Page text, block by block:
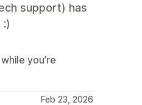
support) has
you’re
Feb 23, 2026